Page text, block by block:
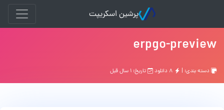
پرشین اسکریپت
erpgo-preview
دسته بندی: | تاریخ: ۱ سال قبل